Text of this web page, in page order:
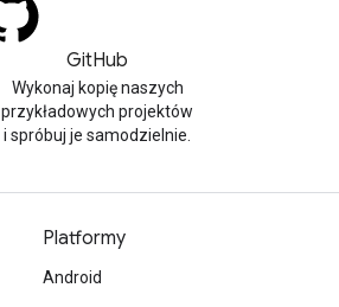
GitHub
Wykonaj kopię naszych
przykładowych projektów
i spróbuj je samodzielnie.
Platformy
Android